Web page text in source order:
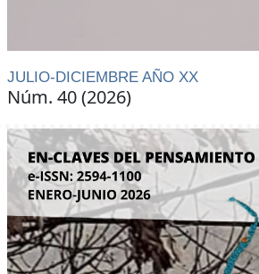
JULIO-DICIEMBRE AÑO XX
Núm. 40 (2026)